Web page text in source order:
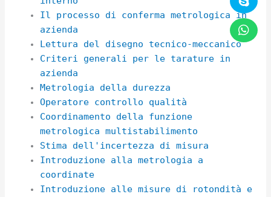
Il processo di conferma metrologica in
azienda
Lettura del disegno tecnico-meccanico
Criteri generali per le tarature in
azienda
Metrologia della durezza
Operatore controllo qualità
Coordinamento della funzione
metrologica multistabilimento
Stima dell'incertezza di misura
Introduzione alla metrologia a
coordinate
Introduzione alle misure di rotondità e